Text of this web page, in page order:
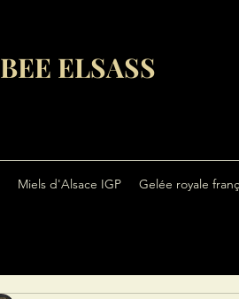
BEE ELSASS
Miels d'Alsace IGP Gelée royale